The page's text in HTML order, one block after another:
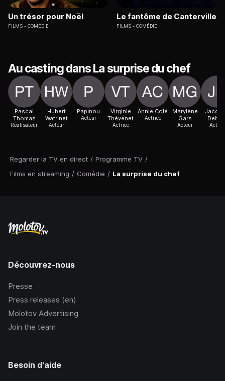
Regarder la TV en direct / Programme TV /
Films en streaming / Comédie / La surprise du chef
Un trésor pour Noël
FILMS COMÉDIE
Le fantôme de Canterville
FILMS COMÉDIE
Au casting dans La surprise du chef
Pascal
Thomas
Réalisateur
Hubert
Watrinet
Acteur
Papinou
Acteur
Virginie
Thévenet
Actrice
Annie Colé
Actrice
Marylène
Gars
Acteur Acteur
Découvrez-nous
Presse
Press releases (en)
Molotov Advertising
Join the team
Besoin d'aide